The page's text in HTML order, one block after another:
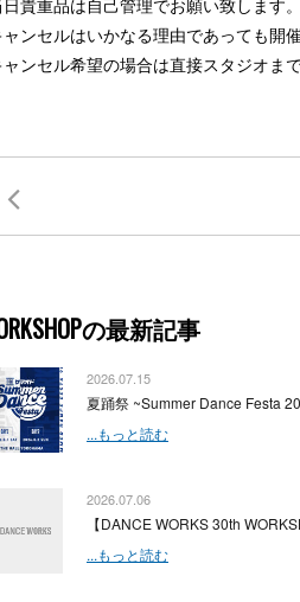
貴重品は自己管理でお願い致します。
ンセルはいかなる理由であっても開
ンセル希望の場合は直接スタジオま
の最新記事
2026.07.15
夏踊祭 ~Summer Dance Festa
...もっと読む
2026.07.06
【DANCE WORKS 30th
...もっと読む